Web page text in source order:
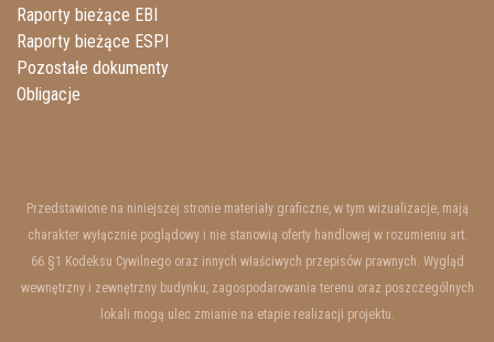
Raporty bieżące EBI
Raporty bieżące ESPI
Pozostałe dokumenty
Obligacje
Przedstawione na niniejszej stronie materiały graficzne, w tym wizualizacje, mają
charakter wyłącznie poglądowy i nie stanowią oferty handlowej w rozumieniu art.
66 §1 Kodeksu Cywilnego oraz innych właściwych przepisów prawnych. Wygląd
wewnętrzny i zewnętrzny budynku, zagospodarowania terenu oraz poszczególnych
lokali mogą ulec zmianie na etapie realizacji projektu.